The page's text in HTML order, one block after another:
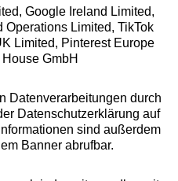
Google Ireland Limited,
Operations Limited, TikTok
Limited, Pinterest Europe
GmbH
Datenverarbeitungen durch
Datenschutzerklärung auf
sind außerdem
Banner abrufbar.